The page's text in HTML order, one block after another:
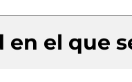
en el que